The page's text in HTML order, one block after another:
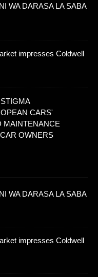
WA DARASA LA SABA
impresses Coldwell
CARS'
MAINTENANCE
OWNERS
WA DARASA LA SABA
impresses Coldwell